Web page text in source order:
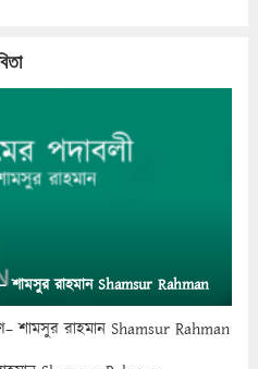
শামসুর রাহমান Shamsur Rahman
শামসুর রাহমান Shamsur Rahman